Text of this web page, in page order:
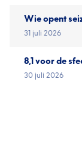
Wie opent
31 juli 2026
8,1 voor de
30 juli 2026